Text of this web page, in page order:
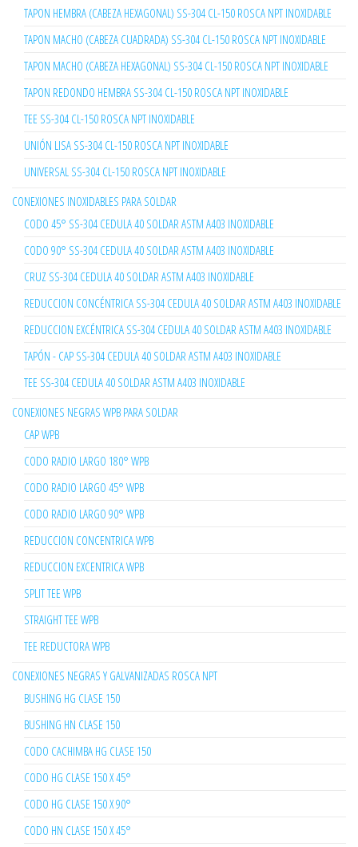
TAPON HEMBRA (CABEZA HEXAGONAL) SS-304 CL-150 ROSCA NPT INOXIDABLE
TAPON MACHO (CABEZA CUADRADA) SS-304 CL-150 ROSCA NPT INOXIDABLE
TAPON MACHO (CABEZA HEXAGONAL) SS-304 CL-150 ROSCA NPT INOXIDABLE
TAPON REDONDO HEMBRA SS-304 CL-150 ROSCA NPT INOXIDABLE
TEE SS-304 CL-150 ROSCA NPT INOXIDABLE
UNIÓN LISA SS-304 CL-150 ROSCA NPT INOXIDABLE
UNIVERSAL SS-304 CL-150 ROSCA NPT INOXIDABLE
CONEXIONES INOXIDABLES PARA SOLDAR
CODO 45° SS-304 CEDULA 40 SOLDAR ASTM A403 INOXIDABLE
CODO 90° SS-304 CEDULA 40 SOLDAR ASTM A403 INOXIDABLE
CRUZ SS-304 CEDULA 40 SOLDAR ASTM A403 INOXIDABLE
REDUCCION CONCÉNTRICA SS-304 CEDULA 40 SOLDAR ASTM A403 INOXIDABLE
REDUCCION EXCÉNTRICA SS-304 CEDULA 40 SOLDAR ASTM A403 INOXIDABLE
TAPÓN - CAP SS-304 CEDULA 40 SOLDAR ASTM A403 INOXIDABLE
TEE SS-304 CEDULA 40 SOLDAR ASTM A403 INOXIDABLE
CONEXIONES NEGRAS WPB PARA SOLDAR
CAP WPB
CODO RADIO LARGO 180° WPB
CODO RADIO LARGO 45° WPB
CODO RADIO LARGO 90° WPB
REDUCCION CONCENTRICA WPB
REDUCCION EXCENTRICA WPB
SPLIT TEE WPB
STRAIGHT TEE WPB
TEE REDUCTORA WPB
CONEXIONES NEGRAS Y GALVANIZADAS ROSCA NPT
BUSHING HG CLASE 150
BUSHING HN CLASE 150
CODO CACHIMBA HG CLASE 150
CODO HG CLASE 150 X 45°
CODO HG CLASE 150 X 90°
CODO HN CLASE 150 X 45°